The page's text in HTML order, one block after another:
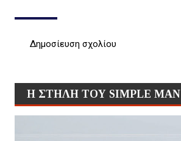
Δημοσίευση σχολίου
Η ΣΤΗΛΗ ΤΟΥ SIMPLE MAN